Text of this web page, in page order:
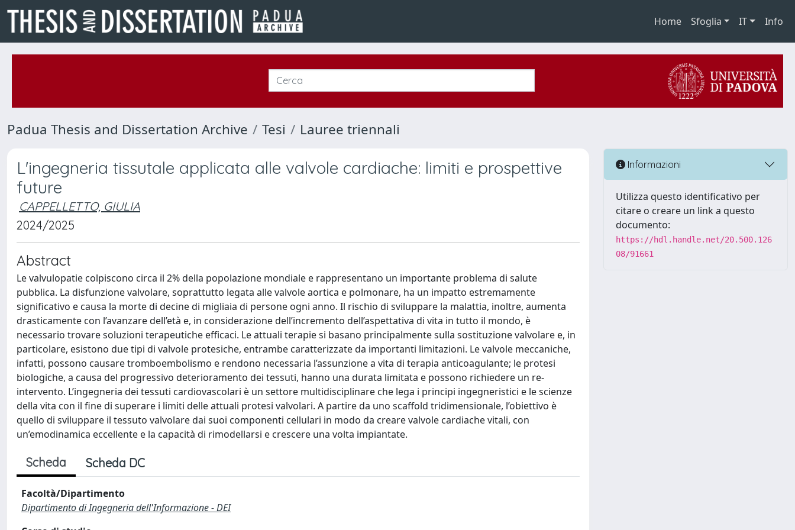
Home Sfoglia IT Info
Padua Thesis and Dissertation Archive Tesi Lauree triennali
L'ingegneria tissutale applicata alle valvole cardiache: limiti e prospettive
future
CAPPELLETTO, GIULIA
2024/2025
Abstract
Le valvulopatie colpiscono circa il 2% della popolazione mondiale e rappresentano un importante problema di salute
pubblica. La disfunzione valvolare, soprattutto legata alle valvole aortica e polmonare, ha un impatto estremamente
significativo e causa la morte di decine di migliaia di persone ogni anno. Il rischio di sviluppare la malattia, inoltre, aumenta
drasticamente con l’avanzare dell’età e, in considerazione dell’incremento dell’aspettativa di vita in tutto il mondo, è
necessario trovare soluzioni terapeutiche efficaci. Le attuali terapie si basano principalmente sulla sostituzione valvolare e, in
particolare, esistono due tipi di valvole protesiche, entrambe caratterizzate da importanti limitazioni. Le valvole meccaniche,
infatti, possono causare tromboembolismo e rendono necessaria l’assunzione a vita di terapia anticoagulante; le protesi
biologiche, a causa del progressivo deterioramento dei tessuti, hanno una durata limitata e possono richiedere un re-
intervento. L’ingegneria dei tessuti cardiovascolari è un settore multidisciplinare che lega i principi ingegneristici e le scienze
della vita con il fine di superare i limiti delle attuali protesi valvolari. A partire da uno scaffold tridimensionale, l’obiettivo è
quello di sviluppare il tessuto valvolare dai suoi componenti cellulari in modo da creare valvole cardiache vitali, con
un’emodinamica eccellente e la capacità di rimodellarsi e crescere una volta impiantate.
Scheda Scheda DC
Facoltà/Dipartimento
Dipartimento di Ingegneria dell'Informazione - DEI
Informazioni
Utilizza questo identificativo per
citare o creare un link a questo
documento:
https://hdl.handle.net/20.500.126
08/91661